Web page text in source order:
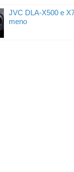
JVC DLA-X500 e
meno